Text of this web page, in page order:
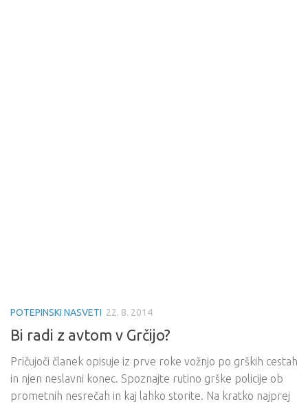
POTEPINSKI NASVETI 22. 8. 2014
Bi radi z avtom v Grčijo?
Pričujoči članek opisuje iz prve roke vožnjo po grških cestah
in njen neslavni konec. Spoznajte rutino grške policije ob
prometnih nesrečah in kaj lahko storite. Na kratko najprej